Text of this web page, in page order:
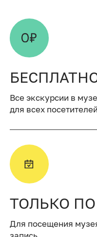
Все экскурсии в
для всех посетителей
ТОЛЬКО
Для посещения